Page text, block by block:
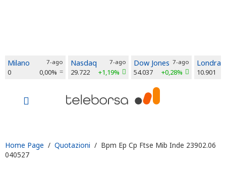
Milano 7-ago
0 0,00%
Nasdaq 7-ago
29.722 +1,19%
Dow Jones 7-ago
54.037 +0,28%
Londra
10.901
Home Page / Quotazioni / Bpm Ep Cp Ftse Mib Inde 23902.06
040527